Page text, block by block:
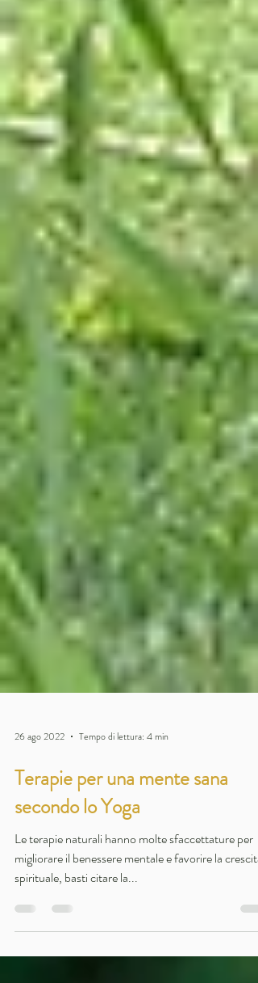
26 ago 2022 Tempo di lettura: 4 min
Terapie per una mente sana
secondo lo Yoga
Le terapie naturali hanno molte sfaccettature per